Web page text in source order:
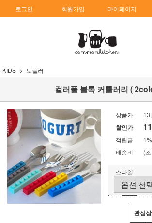
로그인 회원가입 마이페이지
KIDS 토들러
컬러풀 블록 커틀러리 (
상품가
할인가
적립금
1%
배송비
(
스타일
관심